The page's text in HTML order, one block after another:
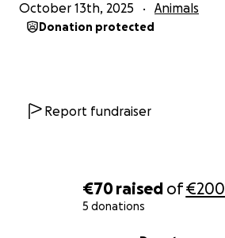
€70raised of€200
5 donations
October 13th, 2025 Animals
Donation protected
Report fundraiser